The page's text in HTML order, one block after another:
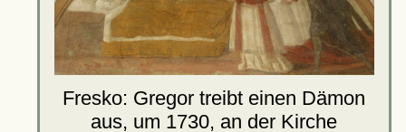
Fresko: Gregor treibt einen Dämon
aus, um 1730, an der Kirche